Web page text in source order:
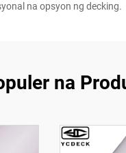
na opsyon ng decking.
na